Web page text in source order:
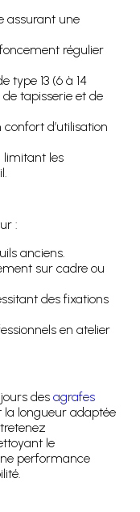
assurant une
régulier
type 13 (6 à 14
tapisserie et de
d’utilisation
limitant les
:
anciens.
sur cadre ou
des fixations
en atelier
des agrafes
la longueur adaptée
le
performance